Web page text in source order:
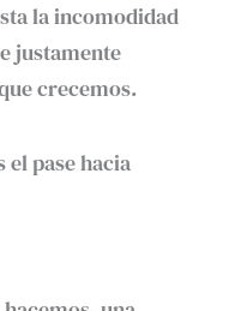
la incomodidad
justamente
crecemos.
el pase hacia